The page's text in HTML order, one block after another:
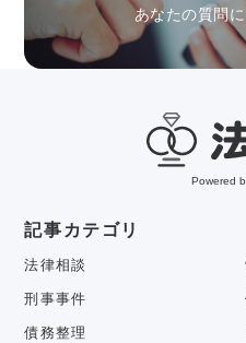
あなたの質問に
Powered
記事カテゴリ
法律相談
刑事事件
債務整理